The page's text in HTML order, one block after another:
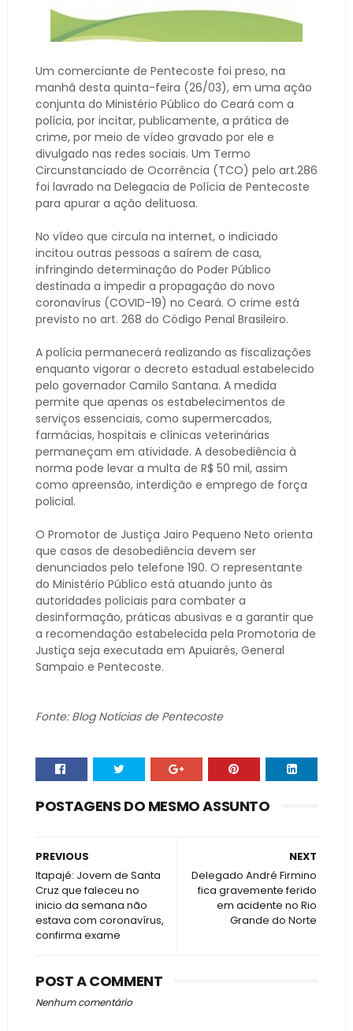
Um comerciante de Pentecoste foi preso, na
manhã desta quinta-feira (26/03), em uma ação
conjunta do Ministério Público do Ceará com a
polícia, por incitar, publicamente, a prática de
crime, por meio de vídeo gravado por ele e
divulgado nas redes sociais. Um Termo
Circunstanciado de Ocorrência (TCO) pelo art.286
foi lavrado na Delegacia de Polícia de Pentecoste
para apurar a ação delituosa.
No vídeo que circula na internet, o indiciado
incitou outras pessoas a saírem de casa,
infringindo determinação do Poder Público
destinada a impedir a propagação do novo
coronavírus (COVID-19) no Ceará. O crime está
previsto no art. 268 do Código Penal Brasileiro.
A polícia permanecerá realizando as fiscalizações
enquanto vigorar o decreto estadual estabelecido
pelo governador Camilo Santana. A medida
permite que apenas os estabelecimentos de
serviços essenciais, como supermercados,
farmácias, hospitais e clínicas veterinárias
permaneçam em atividade. A desobediência à
norma pode levar a multa de R$ 50 mil, assim
como apreensão, interdição e emprego de força
policial.
O Promotor de Justiça Jairo Pequeno Neto orienta
que casos de desobediência devem ser
denunciados pelo telefone 190. O representante
do Ministério Público está atuando junto às
autoridades policiais para combater a
desinformação, práticas abusivas e a garantir que
a recomendação estabelecida pela Promotoria de
Justiça seja executada em Apuiarés, General
Sampaio e Pentecoste.
Fonte: Blog Notícias de Pentecoste
POSTAGENS DO MESMO ASSUNTO
NEXT
Delegado André Firmino
fica gravemente ferido
em acidente no Rio
Grande do Norte
PREVIOUS
Itapajé: Jovem de Santa
Cruz que faleceu no
inicio da semana não
estava com coronavírus,
confirma exame
POST A COMMENT
Nenhum comentário